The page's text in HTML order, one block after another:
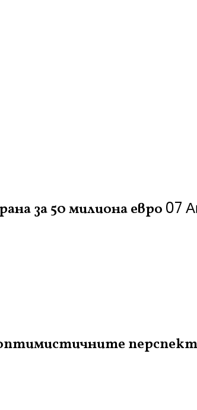
за 50 милиона евро 07